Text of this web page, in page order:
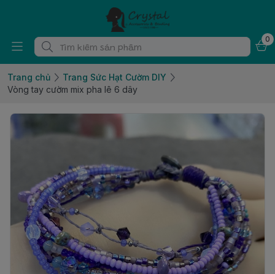
0
Trang chủ
Trang Sức Hạt Cườm DIY
Vòng tay cườm mix pha lê 6 dây